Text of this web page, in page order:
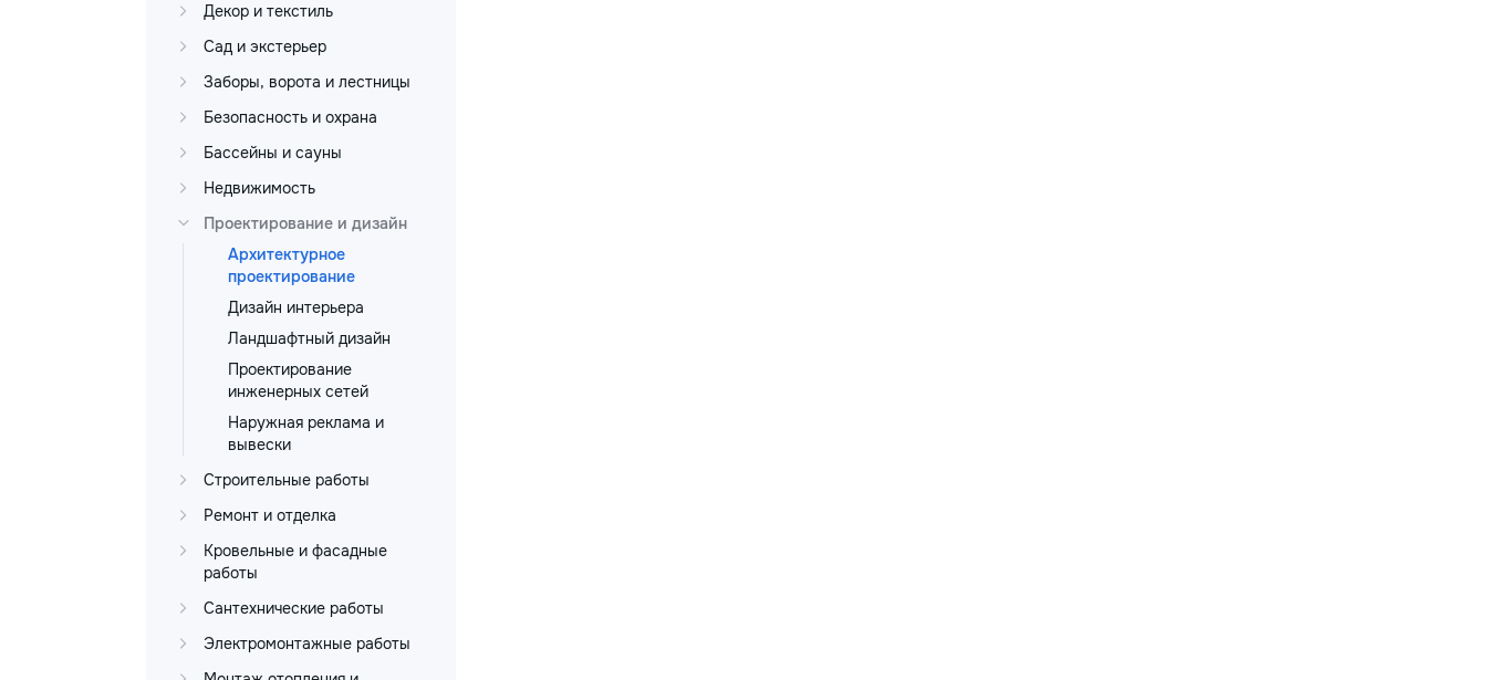
Декор и текстиль
Сад и экстерьер
Заборы, ворота и лестницы
Безопасность и охрана
Бассейны и сауны
Недвижимость
Проектирование и дизайн
Архитектурное
проектирование
Дизайн интерьера
Ландшафтный дизайн
Проектирование
инженерных сетей
Наружная реклама и
вывески
Строительные работы
Ремонт и отделка
Кровельные и фасадные
работы
Сантехнические работы
Электромонтажные работы